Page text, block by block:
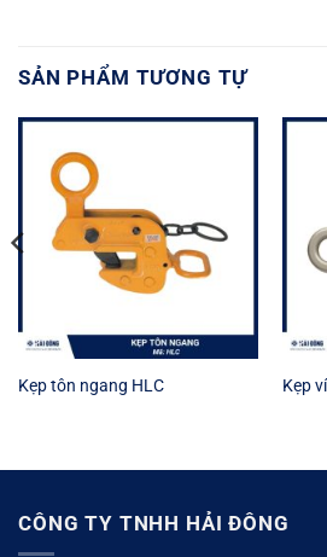
SẢN PHẨM TƯƠNG TỰ
Kẹp tôn ngang HLC Kẹp
CÔNG TY TNHH HẢI ĐÔNG